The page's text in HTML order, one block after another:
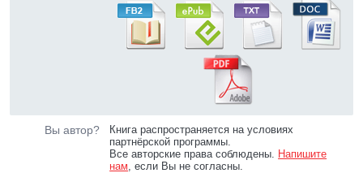
Вы автор?
Книга распространяется на условиях
партнёрской программы.
Все авторские права соблюдены. Напишите
нам, если Вы не согласны.